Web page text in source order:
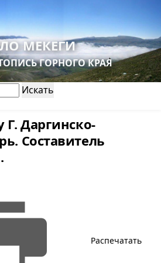
МЕКЕГИ
ГОРНОГО КРАЯ
Искать
Г. Даргинско-
Составитель
Распечатать